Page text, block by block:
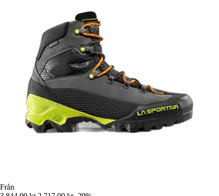
Från